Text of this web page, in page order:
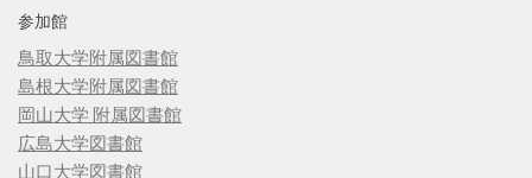
参加館
鳥取大学附属図書館
島根大学附属図書館
岡山大学 附属図書館
広島大学図書館
山口大学図書館